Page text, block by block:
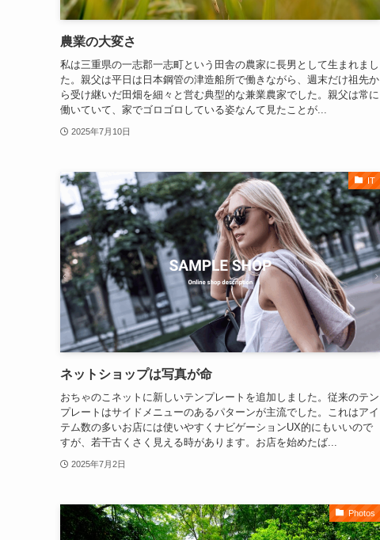
農業の大変さ
私は三重県の一志郡一志町という田舎の農家に長男として生まれまし
た。親父は平日は日本鋼管の津造船所で働きながら、週末だけ祖先か
ら受け継いだ田畑を細々と営む典型的な兼業農家でした。親父は常に
働いていて、家でゴロゴロしている姿なんて見たことが...
2025年7月10日
IT
ネットショップは写真が命
おちゃのこネットに新しいテンプレートを追加しました。従来のテン
プレートはサイドメニューのあるパターンが主流でした。これはアイ
テム数の多いお店には使いやすくナビゲーションUX的にもいいので
すが、若干古くさく見える時があります。お店を始めたば...
2025年7月2日
Photos